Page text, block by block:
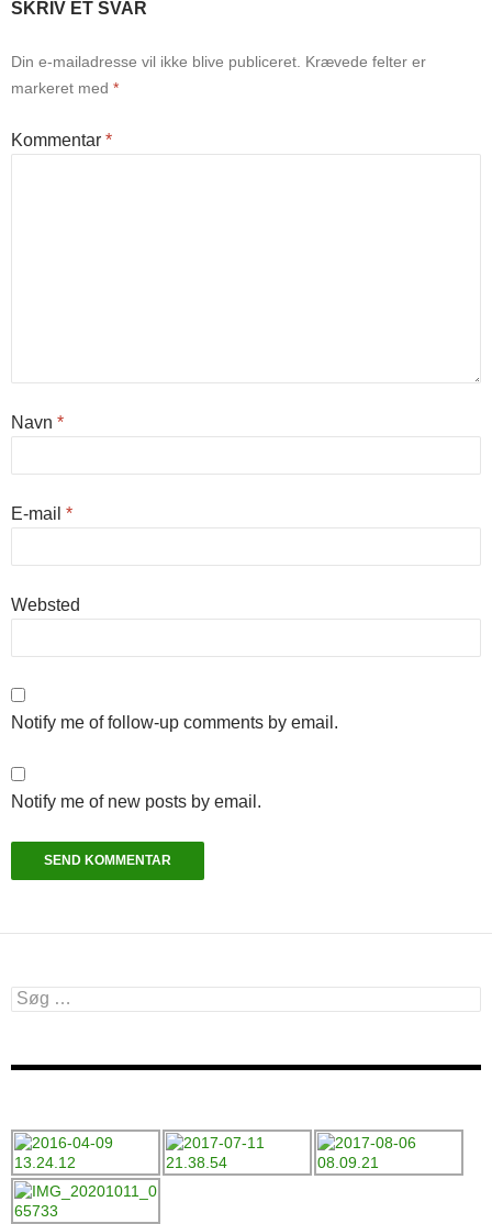
SKRIV ET SVAR
Din e-mailadresse vil ikke blive publiceret. Krævede felter er
markeret med *
Kommentar *
Navn *
E-mail *
Websted
Notify me of follow-up comments by email.
Notify me of new posts by email.
Søg
efter: